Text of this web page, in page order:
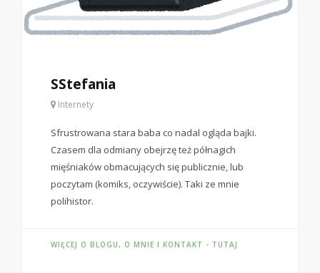
SStefania
Internety
Sfrustrowana stara baba co nadal ogląda bajki.
Czasem dla odmiany obejrzę też półnagich
mięśniaków obmacujących się publicznie, lub
poczytam (komiks, oczywiście). Taki ze mnie
polihistor.
WIĘCEJ O BLOGU, O MNIE I KONTAKT - TUTAJ